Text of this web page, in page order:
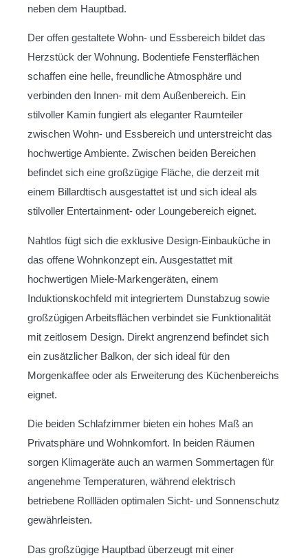
neben dem Hauptbad.
Der offen gestaltete Wohn- und Essbereich bildet das
Herzstück der Wohnung. Bodentiefe Fensterflächen
schaffen eine helle, freundliche Atmosphäre und
verbinden den Innen- mit dem Außenbereich. Ein
stilvoller Kamin fungiert als eleganter Raumteiler
zwischen Wohn- und Essbereich und unterstreicht das
hochwertige Ambiente. Zwischen beiden Bereichen
befindet sich eine großzügige Fläche, die derzeit mit
einem Billardtisch ausgestattet ist und sich ideal als
stilvoller Entertainment- oder Loungebereich eignet.
Nahtlos fügt sich die exklusive Design-Einbauküche in
das offene Wohnkonzept ein. Ausgestattet mit
hochwertigen Miele-Markengeräten, einem
Induktionskochfeld mit integriertem Dunstabzug sowie
großzügigen Arbeitsflächen verbindet sie Funktionalität
mit zeitlosem Design. Direkt angrenzend befindet sich
ein zusätzlicher Balkon, der sich ideal für den
Morgenkaffee oder als Erweiterung des Küchenbereichs
eignet.
Die beiden Schlafzimmer bieten ein hohes Maß an
Privatsphäre und Wohnkomfort. In beiden Räumen
sorgen Klimageräte auch an warmen Sommertagen für
angenehme Temperaturen, während elektrisch
betriebene Rollläden optimalen Sicht- und Sonnenschutz
gewährleisten.
Das großzügige Hauptbad überzeugt mit einer